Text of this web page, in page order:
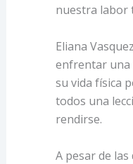
nuestra labor
Eliana Vasquez
enfrentar una
su vida física
todos una
rendirse.
A pesar de